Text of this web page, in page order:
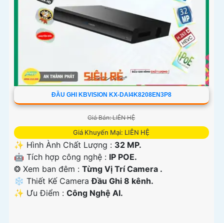
ĐẦU GHI KBVISION KX-DAI4K8208EN3P8
Giá Bán: LIÊN HỆ
Giá Khuyến Mại: LIÊN HỆ
✨ Hình Ành Chất Lượng : 32 MP.
🤖️ Tích hợp công nghệ : IP POE.
❂ Xem ban đêm : Từng Vị Trí Camera .
❄ Thiết Kế CameraĐầu Ghi 8 kênh.
️✨ Ưu Điểm : Công Nghệ AI.